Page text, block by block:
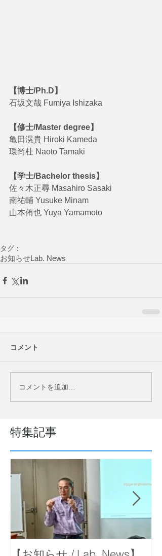
【博士/Ph.D】
石坂文哉 Fumiya Ishizaka
【修士/Master degree】
亀田滉貴 Hiroki Kameda
環尚杜 Naoto Tamaki
【学士/Bachelor thesis】
佐々木正尋 Masahiro Sasaki
南祐輔 Yusuke Minam
山本侑也 Yuya Yamamoto
タグ：
お知らせLab. News
コメント
コメントを追加…
特集記事